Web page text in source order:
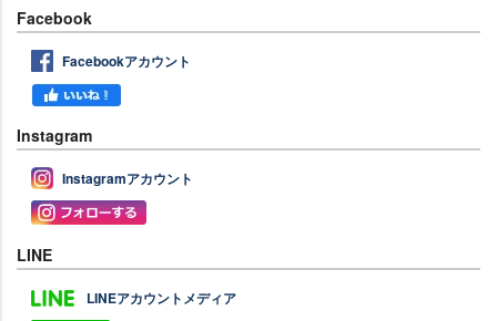
Facebook
Facebookアカウント
Instagram
Instagramアカウント
LINE
LINEアカウントメディア